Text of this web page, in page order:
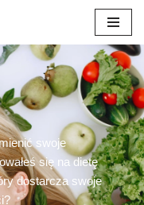
swoje
się na dietę
dostarcza swoje